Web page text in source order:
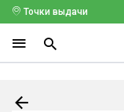
Точки выдачи